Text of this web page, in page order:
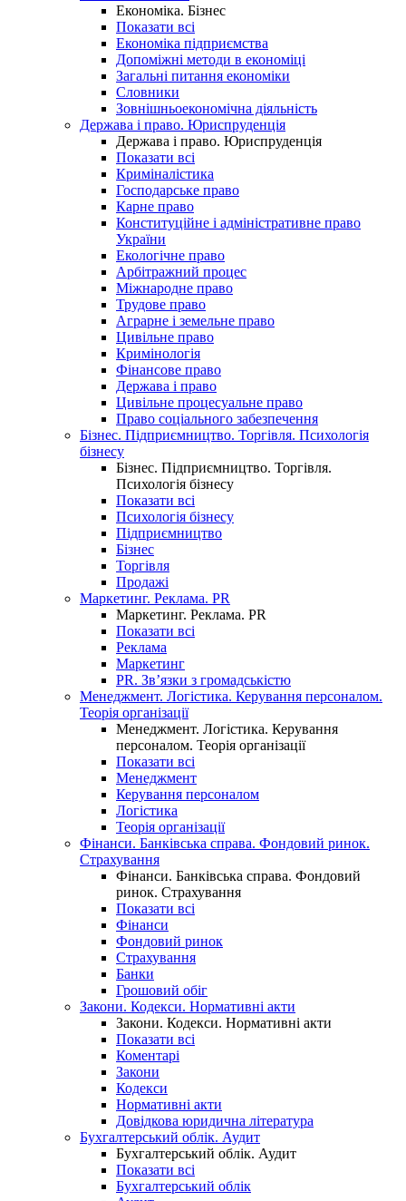
Економіка. Бізнес
Показати всі
Економіка підприємства
Допоміжні методи в економіці
Загальні питання економіки
Словники
Зовнішньоекономічна діяльність
Держава і право. Юриспруденція
Держава і право. Юриспруденція
Показати всі
Криміналістика
Господарське право
Карне право
Конституційне і адміністративне право
України
Екологічне право
Арбітражний процес
Міжнародне право
Трудове право
Аграрне і земельне право
Цивільне право
Кримінологія
Фінансове право
Держава і право
Цивільне процесуальне право
Право соціального забезпечення
Бізнес. Підприємництво. Торгівля. Психологія
бізнесу
Бізнес. Підприємництво. Торгівля.
Психологія бізнесу
Показати всі
Психологія бізнесу
Підприємництво
Бізнес
Торгівля
Продажі
Маркетинг. Реклама. PR
Маркетинг. Реклама. PR
Показати всі
Реклама
Маркетинг
PR. Зв’язки з громадськістю
Менеджмент. Логістика. Керування персоналом.
Теорія організації
Менеджмент. Логістика. Керування
персоналом. Теорія організації
Показати всі
Менеджмент
Керування персоналом
Логістика
Теорія організації
Фінанси. Банківська справа. Фондовий ринок.
Страхування
Фінанси. Банківська справа. Фондовий
ринок. Страхування
Показати всі
Фінанси
Фондовий ринок
Страхування
Банки
Грошовий обіг
Закони. Кодекси. Нормативні акти
Закони. Кодекси. Нормативні акти
Показати всі
Коментарі
Закони
Кодекси
Нормативні акти
Довідкова юридична література
Бухгалтерський облік. Аудит
Бухгалтерський облік. Аудит
Показати всі
Бухгалтерський облік